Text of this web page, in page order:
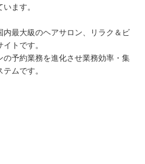
ます。
内最大級のヘアサロン、リラク＆ビ
トです。
の予約業務を進化させ業務効率・集
ムです。